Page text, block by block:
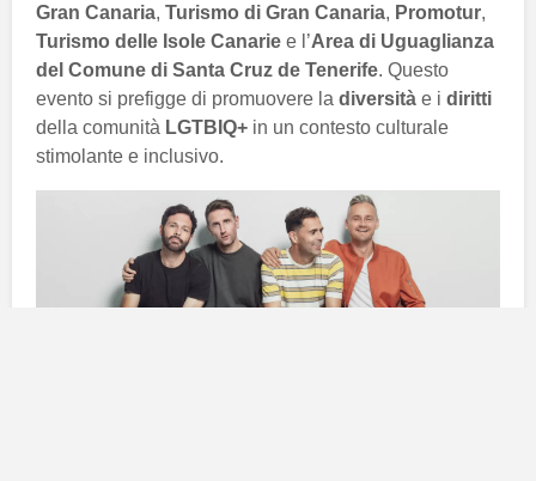
Gran Canaria, Turismo di Gran Canaria, Promotur,
Turismo delle Isole Canarie e l’Area di Uguaglianza
del Comune di Santa Cruz de Tenerife. Questo
evento si prefigge di promuovere la diversità e i diritti
della comunità LGTBIQ+ in un contesto culturale
stimolante e inclusivo.